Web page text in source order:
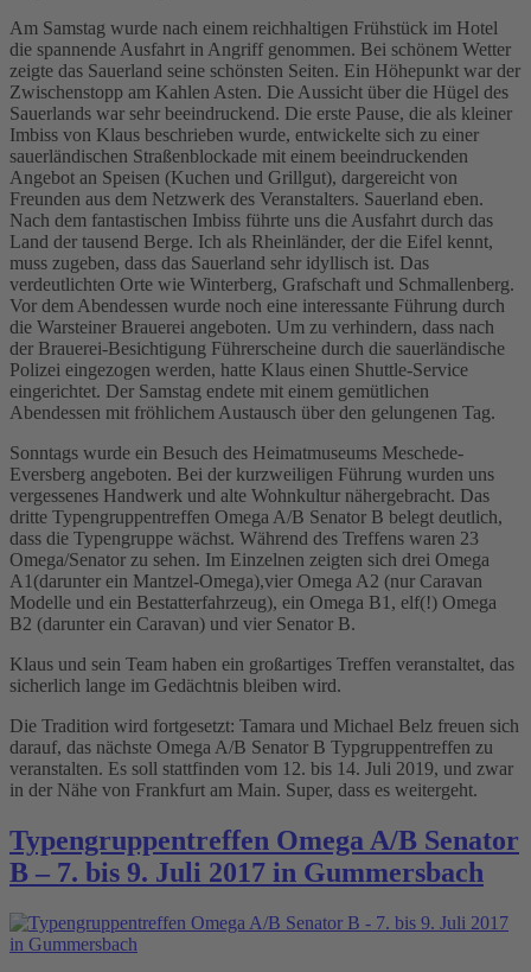
Am Samstag wurde nach einem reichhaltigen Frühstück im Hotel
die spannende Ausfahrt in Angriff genommen. Bei schönem Wetter
zeigte das Sauerland seine schönsten Seiten. Ein Höhepunkt war der
Zwischenstopp am Kahlen Asten. Die Aussicht über die Hügel des
Sauerlands war sehr beeindruckend. Die erste Pause, die als kleiner
Imbiss von Klaus beschrieben wurde, entwickelte sich zu einer
sauerländischen Straßenblockade mit einem beeindruckenden
Angebot an Speisen (Kuchen und Grillgut), dargereicht von
Freunden aus dem Netzwerk des Veranstalters. Sauerland eben.
Nach dem fantastischen Imbiss führte uns die Ausfahrt durch das
Land der tausend Berge. Ich als Rheinländer, der die Eifel kennt,
muss zugeben, dass das Sauerland sehr idyllisch ist. Das
verdeutlichten Orte wie Winterberg, Grafschaft und Schmallenberg.
Vor dem Abendessen wurde noch eine interessante Führung durch
die Warsteiner Brauerei angeboten. Um zu verhindern, dass nach
der Brauerei-Besichtigung Führerscheine durch die sauerländische
Polizei eingezogen werden, hatte Klaus einen Shuttle-Service
eingerichtet. Der Samstag endete mit einem gemütlichen
Abendessen mit fröhlichem Austausch über den gelungenen Tag.
Sonntags wurde ein Besuch des Heimatmuseums Meschede-
Eversberg angeboten. Bei der kurzweiligen Führung wurden uns
vergessenes Handwerk und alte Wohnkultur nähergebracht. Das
dritte Typengruppentreffen Omega A/B Senator B belegt deutlich,
dass die Typengruppe wächst. Während des Treffens waren 23
Omega/Senator zu sehen. Im Einzelnen zeigten sich drei Omega
A1(darunter ein Mantzel-Omega),vier Omega A2 (nur Caravan
Modelle und ein Bestatterfahrzeug), ein Omega B1, elf(!) Omega
B2 (darunter ein Caravan) und vier Senator B.
Klaus und sein Team haben ein großartiges Treffen veranstaltet, das
sicherlich lange im Gedächtnis bleiben wird.
Die Tradition wird fortgesetzt: Tamara und Michael Belz freuen sich
darauf, das nächste Omega A/B Senator B Typgruppentreffen zu
veranstalten. Es soll stattfinden vom 12. bis 14. Juli 2019, und zwar
in der Nähe von Frankfurt am Main. Super, dass es weitergeht.
Typengruppentreffen Omega A/B Senator
B – 7. bis 9. Juli 2017 in Gummersbach